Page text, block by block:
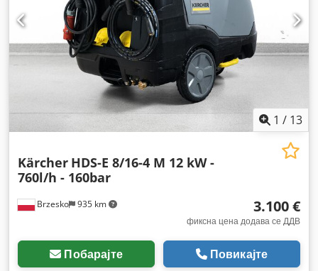
1 / 13
Brzesko 935 km
Kärcher HDS-E 8/16-4 M 12 kW -
760l/h - 160bar
3.100 €
фиксна цена додава се ДДВ
Побарајте Повикајте